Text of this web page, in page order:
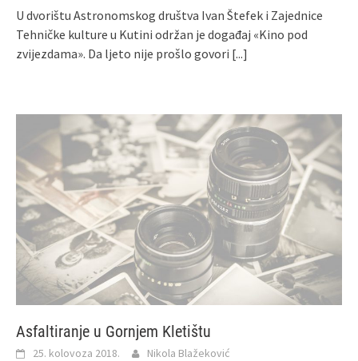
U dvorištu Astronomskog društva Ivan Štefek i Zajednice
Tehničke kulture u Kutini održan je događaj «Kino pod
zvijezdama». Da ljeto nije prošlo govori [...]
Asfaltiranje u Gornjem Kletištu
25. kolovoza 2018. Nikola Blažeković